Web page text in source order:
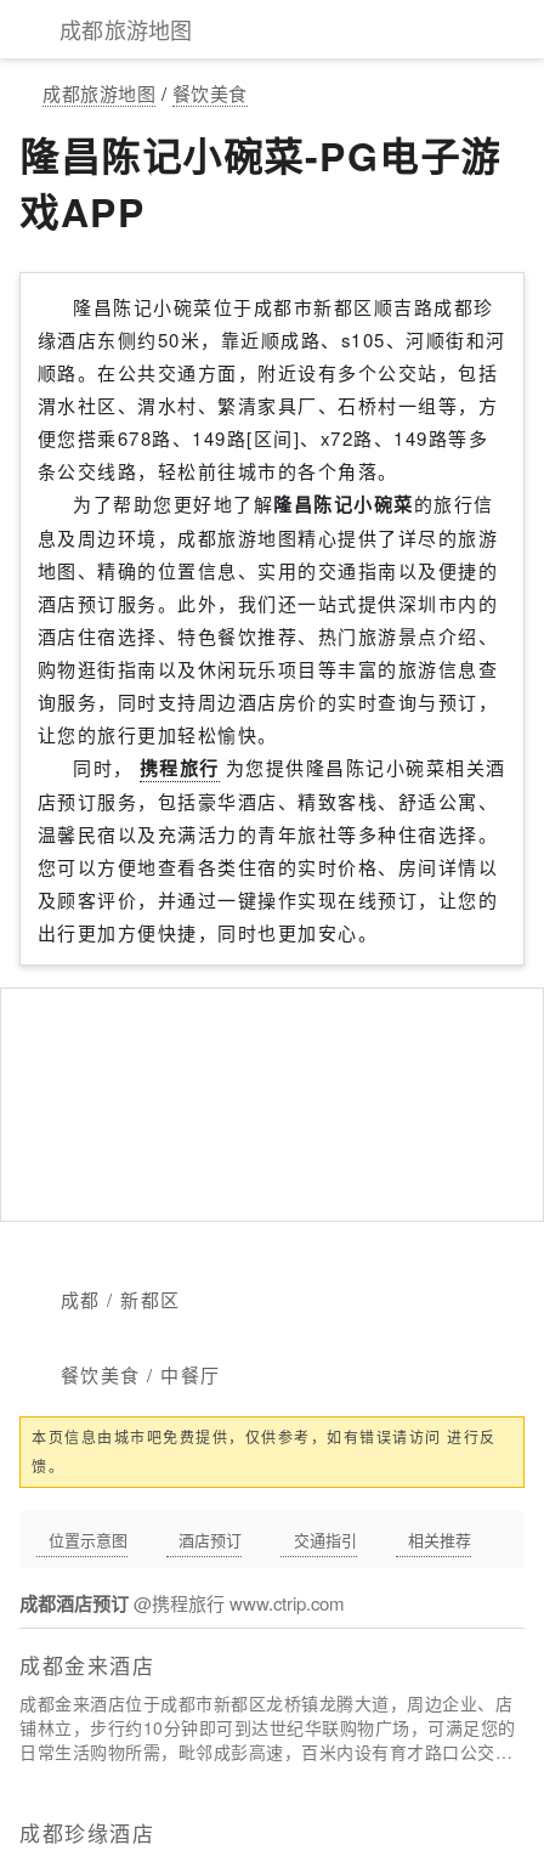
成都旅游地图
成都旅游地图 / 餐饮美食
隆昌陈记小碗菜-PG电子游
戏APP
隆昌陈记小碗菜位于成都市新都区顺吉路成都珍
缘酒店东侧约50米，靠近顺成路、s105、河顺街和河
顺路。在公共交通方面，附近设有多个公交站，包括
渭水社区、渭水村、繁清家具厂、石桥村一组等，方
便您搭乘678路、149路[区间]、x72路、149路等多
条公交线路，轻松前往城市的各个角落。
为了帮助您更好地了解隆昌陈记小碗菜的旅行信
息及周边环境，成都旅游地图精心提供了详尽的旅游
地图、精确的位置信息、实用的交通指南以及便捷的
酒店预订服务。此外，我们还一站式提供深圳市内的
酒店住宿选择、特色餐饮推荐、热门旅游景点介绍、
购物逛街指南以及休闲玩乐项目等丰富的旅游信息查
询服务，同时支持周边酒店房价的实时查询与预订，
让您的旅行更加轻松愉快。
同时，
携程旅行 为您提供隆昌陈记小碗菜相关酒
店预订服务，包括豪华酒店、精致客栈、舒适公寓、
温馨民宿以及充满活力的青年旅社等多种住宿选择。
您可以方便地查看各类住宿的实时价格、房间详情以
及顾客评价，并通过一键操作实现在线预订，让您的
出行更加方便快捷，同时也更加安心。
成都 / 新都区
餐饮美食 / 中餐厅
本页信息由城市吧免费提供，仅供参考，如有错误请访问 进行反
馈。
位置示意图 酒店预订 交通指引 相关推荐
成都酒店预订@携程旅行 www.ctrip.com
成都金来酒店
成都金来酒店位于成都市新都区龙桥镇龙腾大道，周边企业、店
铺林立，步行约10分钟即可到达世纪华联购物广场，可满足您的
日常生活购物所需，毗邻成彭高速，百米内设有育才路口公交
成都珍缘酒店